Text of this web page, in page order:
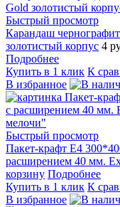
Быстрый просмотр
Карандаш
золотистый корпус 4
Подробнее
Купить в 1 клик К
В избранное
Быстрый просмотр
Пакет-крафт E4
расширением 40 мм.
корзину Подробнее
Купить в 1 клик К
В избранное